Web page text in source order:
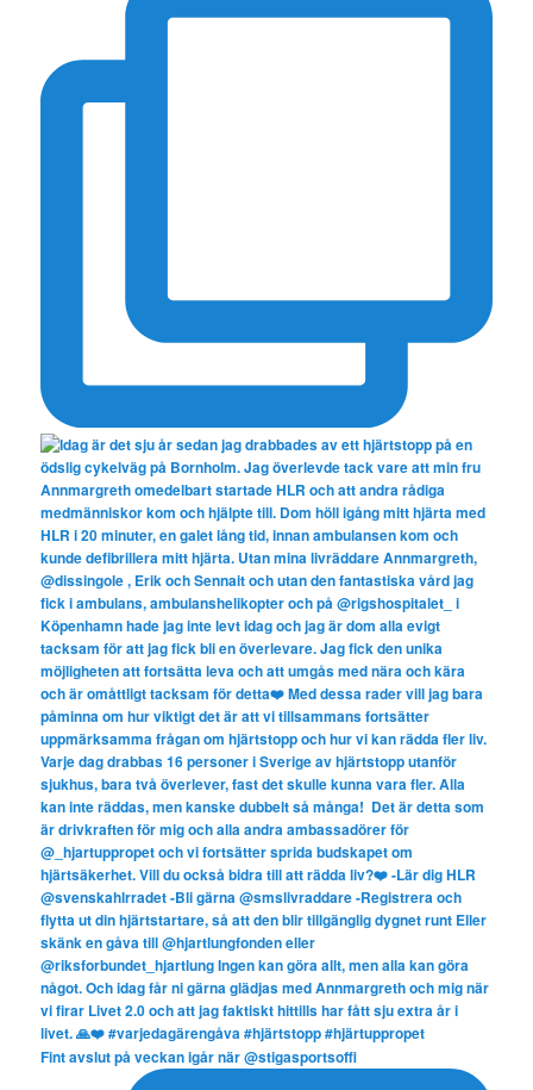
Fint avslut på veckan igår när @stigasportsoffi